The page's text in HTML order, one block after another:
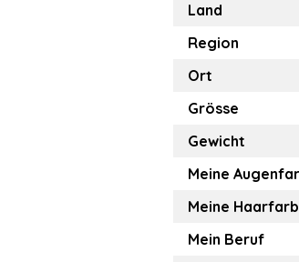
Land
Region
Ort
Grösse
Gewicht
Meine
Meine
Mein Beruf